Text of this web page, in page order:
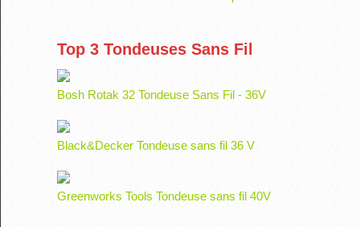
Top 3 Tondeuses Sans Fil
Bosh Rotak 32 Tondeuse Sans Fil - 36V
Black&Decker Tondeuse sans fil 36 V
Greenworks Tools Tondeuse sans fil 40V